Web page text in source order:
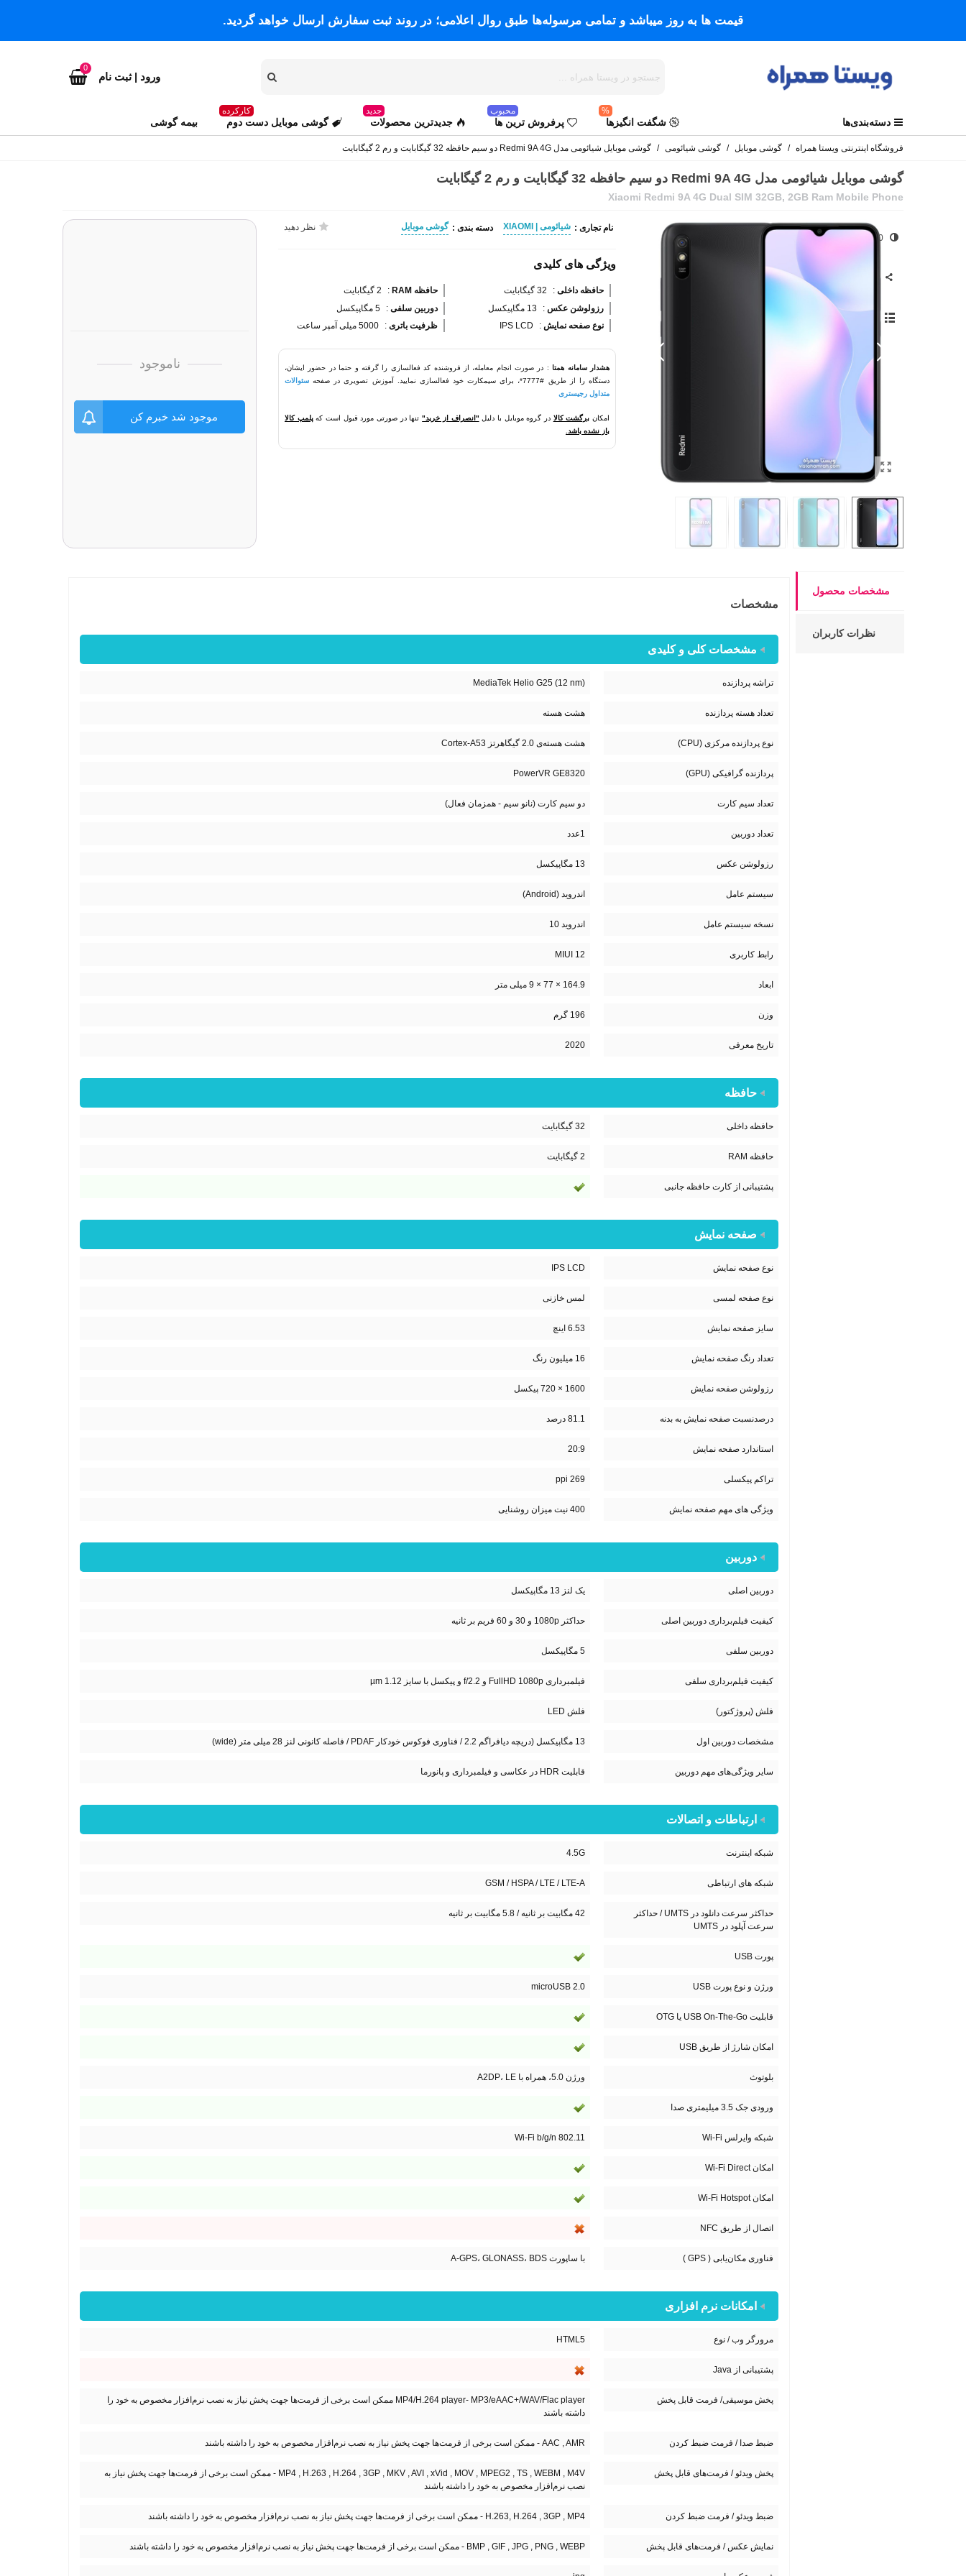
قیمت ها به روز میباشد و تمامی مرسوله‌ها طبق روال اعلامی؛ در روند ثبت سفارش ارسال خواهد گردید.
ورود | ثبت نام
0
دسته‌بندی‌ها شگفت انگیزها
%
پرفروش ترین ها
محبوب
جدیدترین محصولات
جدید
گوشی موبایل دست دوم
کارکرده
بیمه گوشی
فروشگاه اینترنتی ویستا همراه / گوشی موبایل / گوشی شیائومی / گوشی موبایل شیائومی مدل Redmi 9A 4G دو سیم حافظه 32 گیگابایت و رم 2 گیگابایت
گوشی موبایل شیائومی مدل Redmi 9A 4G دو سیم حافظه 32 گیگابایت و رم 2 گیگابایت
Xiaomi Redmi 9A 4G Dual SIM 32GB, 2GB Ram Mobile Phone
0
نام تجاری : شیائومی | XIAOMI دسته بندی : گوشی موبایل نظر دهید
ویژگی های کلیدی
حافظه داخلی : 32 گیگابایت حافظه RAM :
2 گیگابایت
رزولوشن عکس : 13 مگاپیکسل دوربین سلفی :
5 مگاپیکسل
نوع صفحه نمایش :
IPS LCD ظرفیت باتری : 5000 میلی آمپر ساعت
هشدار سامانه همتا : در صورت انجام معامله، از فروشنده کد فعالسازی را گرفته و حتما در حضور ایشان،
دستگاه را از طریق #7777*، برای سیمکارت خود فعالسازی نمایید. آموزش تصویری در صفحه
سئوالات
متداول رجیستری
امکان برگشت کالا در گروه موبایل با دلیل "انصراف از خرید"تنها در صورتی مورد قبول است کهپلمپ کالا
باز نشده باشد.
ناموجود
موجود شد خبرم کن
مشخصات محصول
نظرات کاربران
مشخصات
مشخصات کلی و کلیدی
تراشه پردازنده (MediaTek Helio G25 (12 nm
تعداد هسته پردازنده هشت هسته
نوع پردازنده مرکزی (CPU) هشت هسته‌ی 2.0 گیگاهرتز Cortex-A53
پردازنده گرافیکی (GPU) PowerVR GE8320
تعداد سیم کارت دو سیم کارت (نانو سیم - همزمان فعال)
تعداد دوربین 1عدد
رزولوشن عکس 13 مگاپیکسل
سیستم عامل اندروید (Android)
نسخه سیستم عامل اندروید 10
رابط کاربری MIUI 12
ابعاد 164.9 × 77 × 9 میلی متر
وزن 196 گرم
تاریخ معرفی 2020
حافظه
حافظه داخلی 32 گیگابایت
حافظه RAM 2 گیگابایت
پشتیبانی از کارت حافظه جانبی
صفحه نمایش
نوع صفحه نمایش IPS LCD
نوع صفحه لمسی لمس خازنی
سایز صفحه نمایش 6.53 اینچ
تعداد رنگ صفحه نمایش 16 میلیون رنگ
رزولوشن صفحه نمایش 1600 × 720 پیکسل
درصدنسبت صفحه نمایش به بدنه 81.1 درصد
استاندارد صفحه نمایش 20:9
تراکم پیکسلی 269 ppi
ویژگی های مهم صفحه نمایش 400 نیت میزان روشنایی
دوربین
دوربین اصلی یک لنز 13 مگاپیکسل
کیفیت فیلم‌برداری دوربین اصلی حداکثر 1080p و 30 و 60 فریم بر ثانیه
دوربین سلفی 5 مگاپیکسل
کیفیت فیلم‌برداری سلفی فیلمبرداری FullHD 1080p و f/2.2 و پیکسل با سایز 1.12 µm
فلش (پروژکتور) فلش LED
مشخصات دوربین اول 13 مگاپیکسل (دریچه دیافراگم 2.2 / فناوری فوکوس خودکار PDAF / فاصله کانونی لنز 28 میلی متر (wide)
سایر ویژگی‌های مهم دوربین قابلیت HDR در عکاسی و فیلمبرداری و پانورما
ارتباطات و اتصالات
شبکه اینترنت 4.5G
شبکه های ارتباطی GSM / HSPA / LTE / LTE-A
حداکثر سرعت دانلود در UMTS / حداکثر
سرعت آپلود در UMTS
42 مگابیت بر ثانیه / 5.8 مگابیت بر ثانیه
پورت USB
ورژن و نوع پورت USB microUSB 2.0
قابلیت USB On-The-Go یا OTG
امکان شارژ از طریق USB
بلوتوث ورژن 5.0، همراه با A2DP، LE
ورودی جک 3.5 میلیمتری صدا
شبکه وایرلس Wi-Fi 802.11 Wi-Fi b/g/n
امکان Wi-Fi Direct
امکان Wi-Fi Hotspot
اتصال از طریق NFC
فناوری مکان‌یابی ( GPS ) با ساپورت A-GPS، GLONASS، BDS
امکانات نرم افزاری
مرورگر وب / نوع HTML5
پشتیبانی از Java
پخش موسیقی/ فرمت قابل پخش
MP4/H.264 player- MP3/eAAC+/WAV/Flac player ممکن است برخی از فرمت‌ها جهت پخش نیاز به نصب نرم‌افزار مخصوص به خود را
داشته باشند
ضبط صدا / فرمت ضبط کردن AAC , AMR - ممکن است برخی از فرمت‌ها جهت پخش نیاز به نصب نرم‌افزار مخصوص به خود را داشته باشند
پخش ویدئو / فرمت‌های قابل پخش
MP4 , H.263 , H.264 , 3GP , MKV , AVI , xVid , MOV , MPEG2 , TS , WEBM , M4V - ممکن است برخی از فرمت‌ها جهت پخش نیاز به
نصب نرم‌افزار مخصوص به خود را داشته باشند
ضبط ویدئو / فرمت ضبط کردن H.263, H.264 , 3GP , MP4 - ممکن است برخی از فرمت‌ها جهت پخش نیاز به نصب نرم‌افزار مخصوص به خود را داشته باشند
نمایش عکس / فرمت‌های قابل پخش BMP , GIF , JPG , PNG , WEBP - ممکن است برخی از فرمت‌ها جهت پخش نیاز به نصب نرم‌افزار مخصوص به خود را داشته باشند